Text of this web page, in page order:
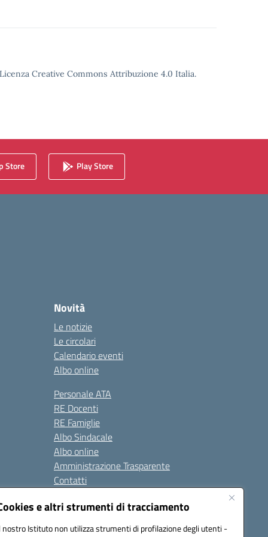
e altri strumenti di tracciamento
nostro Istituto non utilizza strumenti di profilazione degli utenti -
Creative Commons Attribuzione 4.0 Italia.
Store Play Store
Novità
Le notizie
Le circolari
Calendario eventi
Albo online
Personale ATA
RE Docenti
RE Famiglie
Albo Sindacale
Albo online
Amministrazione Trasparente
Contatti